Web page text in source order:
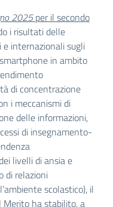
2025per il secondo
i risultati delle
internazionali sugli
in ambito
di concentrazione
i meccanismi di
delle informazioni,
di insegnamento-
livelli di ansia e
di relazioni
scolastico), il
Merito ha stabilito, a